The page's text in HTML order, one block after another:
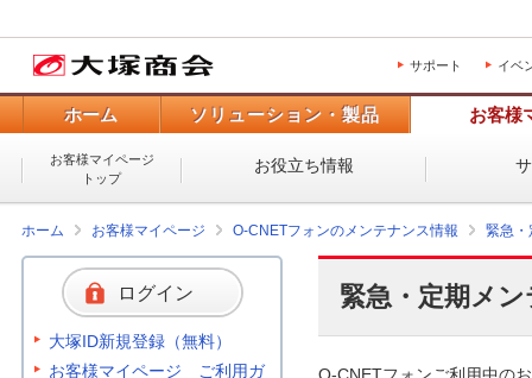
サポート イベ
ホーム ソリューション・製品 お客様
お客様マイページ
トップ
お役立ち情報
ホーム お客様マイページ O-CNETフォンのメンテナンス情報 緊急・
緊急・定期メ
ログイン
大塚ID新規登録（無料）
お客様マイページ ご利用ガ